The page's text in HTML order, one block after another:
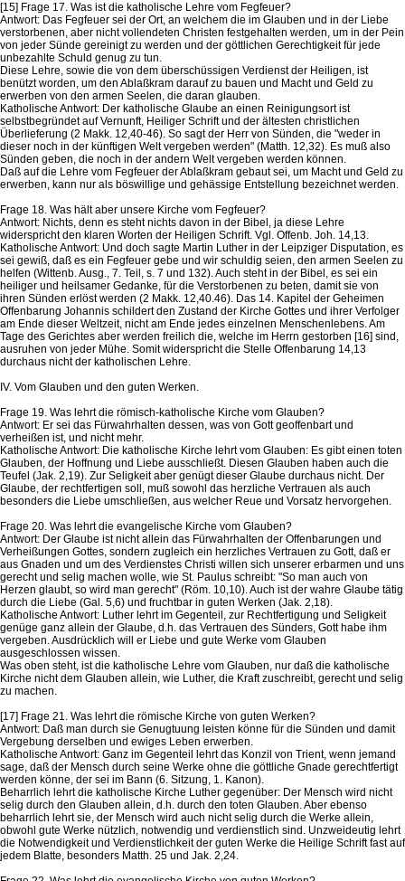
[15] Frage 17. Was ist die katholische Lehre vom Fegfeuer?
Antwort: Das Fegfeuer sei der Ort, an welchem die im Glauben und in der Liebe
verstorbenen, aber nicht vollendeten Christen festgehalten werden, um in der Pein
von jeder Sünde gereinigt zu werden und der göttlichen Gerechtigkeit für jede
unbezahlte Schuld genug zu tun.
Diese Lehre, sowie die von dem überschüssigen Verdienst der Heiligen, ist
benützt worden, um den Ablaßkram darauf zu bauen und Macht und Geld zu
erwerben von den armen Seelen, die daran glauben.
Katholische Antwort: Der katholische Glaube an einen Reinigungsort ist
selbstbegründet auf Vernunft, Heiliger Schrift und der ältesten christlichen
Überlieferung (2 Makk. 12,40-46). So sagt der Herr von Sünden, die "weder in
dieser noch in der künftigen Welt vergeben werden" (Matth. 12,32). Es muß also
Sünden geben, die noch in der andern Welt vergeben werden können.
Daß auf die Lehre vom Fegfeuer der Ablaßkram gebaut sei, um Macht und Geld zu
erwerben, kann nur als böswillige und gehässige Entstellung bezeichnet werden.
Frage 18. Was hält aber unsere Kirche vom Fegfeuer?
Antwort: Nichts, denn es steht nichts davon in der Bibel, ja diese Lehre
widerspricht den klaren Worten der Heiligen Schrift. Vgl. Offenb. Joh. 14,13.
Katholische Antwort: Und doch sagte Martin Luther in der Leipziger Disputation, es
sei gewiß, daß es ein Fegfeuer gebe und wir schuldig seien, den armen Seelen zu
helfen (Wittenb. Ausg., 7. Teil, s. 7 und 132). Auch steht in der Bibel, es sei ein
heiliger und heilsamer Gedanke, für die Verstorbenen zu beten, damit sie von
ihren Sünden erlöst werden (2 Makk. 12,40.46). Das 14. Kapitel der Geheimen
Offenbarung Johannis schildert den Zustand der Kirche Gottes und ihrer Verfolger
am Ende dieser Weltzeit, nicht am Ende jedes einzelnen Menschenlebens. Am
Tage des Gerichtes aber werden freilich die, welche im Herrn gestorben [16] sind,
ausruhen von jeder Mühe. Somit widerspricht die Stelle Offenbarung 14,13
durchaus nicht der katholischen Lehre.
IV. Vom Glauben und den guten Werken.
Frage 19. Was lehrt die römisch-katholische Kirche vom Glauben?
Antwort: Er sei das Fürwahrhalten dessen, was von Gott geoffenbart und
verheißen ist, und nicht mehr.
Katholische Antwort: Die katholische Kirche lehrt vom Glauben: Es gibt einen toten
Glauben, der Hoffnung und Liebe ausschließt. Diesen Glauben haben auch die
Teufel (Jak. 2,19). Zur Seligkeit aber genügt dieser Glaube durchaus nicht. Der
Glaube, der rechtfertigen soll, muß sowohl das herzliche Vertrauen als auch
besonders die Liebe umschließen, aus welcher Reue und Vorsatz hervorgehen.
Frage 20. Was lehrt die evangelische Kirche vom Glauben?
Antwort: Der Glaube ist nicht allein das Fürwahrhalten der Offenbarungen und
Verheißungen Gottes, sondern zugleich ein herzliches Vertrauen zu Gott, daß er
aus Gnaden und um des Verdienstes Christi willen sich unserer erbarmen und uns
gerecht und selig machen wolle, wie St. Paulus schreibt: "So man auch von
Herzen glaubt, so wird man gerecht" (Röm. 10,10). Auch ist der wahre Glaube tätig
durch die Liebe (Gal. 5,6) und fruchtbar in guten Werken (Jak. 2,18).
Katholische Antwort: Luther lehrt im Gegenteil, zur Rechtfertigung und Seligkeit
genüge ganz allein der Glaube, d.h. das Vertrauen des Sünders, Gott habe ihm
vergeben. Ausdrücklich will er Liebe und gute Werke vom Glauben
ausgeschlossen wissen.
Was oben steht, ist die katholische Lehre vom Glauben, nur daß die katholische
Kirche nicht dem Glauben allein, wie Luther, die Kraft zuschreibt, gerecht und selig
zu machen.
[17] Frage 21. Was lehrt die römische Kirche von guten Werken?
Antwort: Daß man durch sie Genugtuung leisten könne für die Sünden und damit
Vergebung derselben und ewiges Leben erwerben.
Katholische Antwort: Ganz im Gegenteil lehrt das Konzil von Trient, wenn jemand
sage, daß der Mensch durch seine Werke ohne die göttliche Gnade gerechtfertigt
werden könne, der sei im Bann (6. Sitzung, 1. Kanon).
Beharrlich lehrt die katholische Kirche Luther gegenüber: Der Mensch wird nicht
selig durch den Glauben allein, d.h. durch den toten Glauben. Aber ebenso
beharrlich lehrt sie, der Mensch wird auch nicht selig durch die Werke allein,
obwohl gute Werke nützlich, notwendig und verdienstlich sind. Unzweideutig lehrt
die Notwendigkeit und Verdienstlichkeit der guten Werke die Heilige Schrift fast auf
jedem Blatte, besonders Matth. 25 und Jak. 2,24.